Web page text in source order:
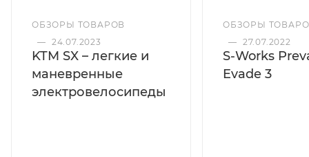
ОБЗОРЫ ТОВАРОВ
— 24.07.2023
KTM SX – легкие и
маневренные
электровелосипеды
ОБЗОРЫ
— 27.07.2022
S-Works
Evade 3